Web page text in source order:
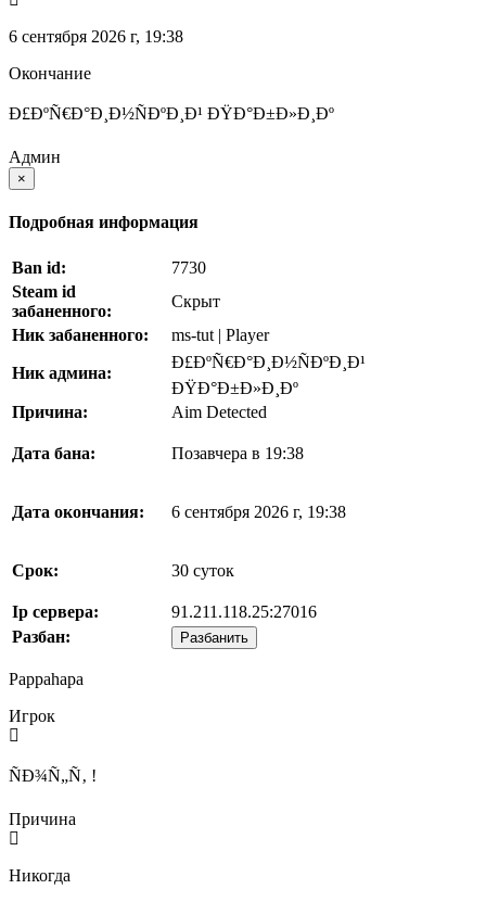
6 сентября 2026 г, 19:38
Окончание
Ð£ÐºÑ€Ð°Ð¸Ð½ÑÐºÐ¸Ð¹ ÐŸÐ°Ð±Ð»Ð¸Ðº
Админ
×
Подробная информация
Ban id:
7730
Steam id
забаненного:
Скрыт
Ник забаненного:
ms-tut | Player
Ник админа:
Ð£ÐºÑ€Ð°Ð¸Ð½ÑÐºÐ¸Ð¹
ÐŸÐ°Ð±Ð»Ð¸Ðº
Причина:
Aim Detected
Дата бана: Позавчера в 19:38
Дата окончания: 6 сентября 2026 г, 19:38
Срок: 30 суток
Ip сервера:
91.211.118.25:27016
Разбан:
Разбанить
Pappahapa
Игрок
ÑÐ¾Ñ„Ñ‚ !
Причина
Никогда